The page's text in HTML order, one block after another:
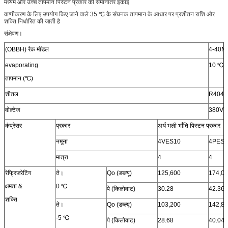
तरल आउटलेट (मिमी) 22 28
तरल इनलेट (मिमी) 28 28
संपूर्ण
एल (मिमी) 1972 1972
1800
मध्यम और उच्च तापमान पिस्टन प्रकार की समानांतर इकाई
वाष्पीकरण के लिए उपयोग किए जाने वाले 35 ℃ के संघनक तापमान के आधार पर प्रशीतन राशि और
शक्ति निर्धारित की जाती है
संक्षेपण।
(OBBH) रैक मॉडल 4-40M
evaporating
तापमान (℃)
10 ℃
शीतल R404A
वोल्टेज 380V /
कंप्रेसर प्रकार अर्ध भली भाँति पिस्टन प्रकार
नमूना 4VES10
मात्रा 4 4
रेफ्रिजरेटिंग
क्षमता &
शक्ति
ते।
0 ℃
Qo (डब्ल्यू) 125,600
पे (किलोवाट) 30.28 42.36
ते।
-5 ℃
Qo (डब्ल्यू) 103,200
पे (किलोवाट) 28.68 40.04